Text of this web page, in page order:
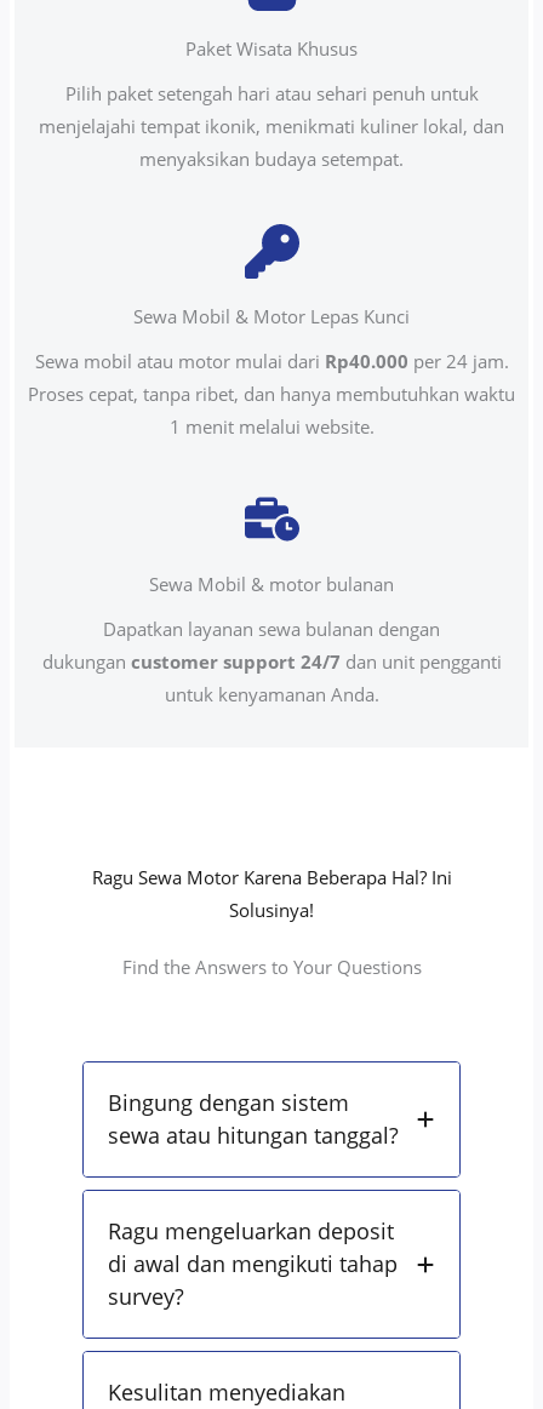
Paket Wisata Khusus
Pilih paket setengah hari atau sehari penuh untuk
menjelajahi tempat ikonik, menikmati kuliner lokal, dan
menyaksikan budaya setempat.
Sewa Mobil & Motor Lepas Kunci
Sewa mobil atau motor mulai dari Rp40.000 per 24 jam.
Proses cepat, tanpa ribet, dan hanya membutuhkan waktu
1 menit melalui website.
Sewa Mobil & motor bulanan
Dapatkan layanan sewa bulanan dengan
dukungan customer support 24/7 dan unit pengganti
untuk kenyamanan Anda.
Ragu Sewa Motor Karena Beberapa Hal? Ini
Solusinya!
Find the Answers to Your Questions
Bingung dengan sistem
sewa atau hitungan tanggal?
Ragu mengeluarkan deposit
di awal dan mengikuti tahap
survey?
Kesulitan menyediakan